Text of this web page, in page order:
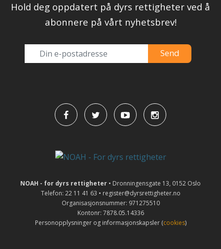
Hold deg oppdatert på dyrs rettigheter ved å
abonnere på vårt nyhetsbrev!
NOAH - for dyrs rettigheter • Dronningensgate 13, 0152 Oslo
Telefon: 22 11 41 63 • register@dyrsrettigheter.no
Organisasjonsnummer: 971275510
Kontonr: 7878.05.14336
Personopplysninger og informasjonskapsler (cookies)